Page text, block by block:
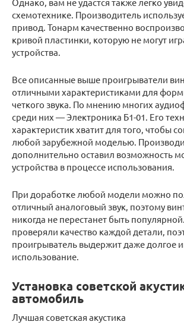
схемотехнике. Производитель
привод. Тонарм качественно
кривой пластинки, которую не могут
устройства.
Все описанные выше проигрыватели
отличными характеристиками для
четкого звука. По мнению многих
среди них — Электроника Б1-01. Его
характеристик хватит для того, чтобы
любой зарубежной моделью.
дополнительно оставил возможность
устройства в процессе использования.
При доработке любой модели можно
отличный аналоговый звук, поэтому
никогда не перестанет быть
проверяли качество каждой детали,
проигрыватель выдержит даже долгое
использование.
Установка советской
автомобиль
Лучшая советская акустика